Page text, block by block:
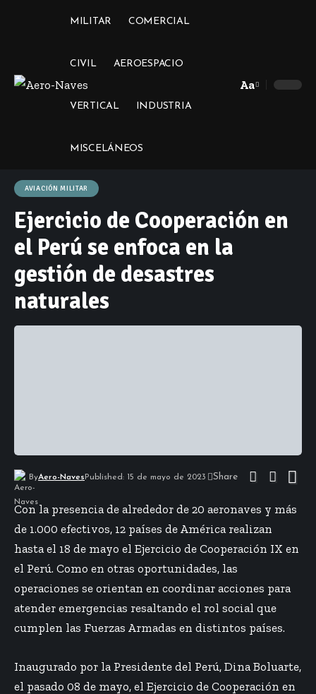
MILITAR COMERCIAL
CIVIL AEROESPACIO
VERTICAL INDUSTRIA
MISCELÁNEOS
Font
Aa
AVIACIÓN MILITAR
Ejercicio de Cooperación en
el Perú se enfoca en la
gestión de desastres
naturales
ByAero-Naves Published: 15 de mayo de 2023 Share
Con la presencia de alrededor de 20 aeronaves y más
de 1.000 efectivos, 12 países de América realizan
hasta el 18 de mayo el Ejercicio de Cooperación IX en
el Perú. Como en otras oportunidades, las
operaciones se orientan en coordinar acciones para
atender emergencias resaltando el rol social que
cumplen las Fuerzas Armadas en distintos países.
Inaugurado por la Presidente del Perú, Dina Boluarte,
el pasado 08 de mayo, el Ejercicio de Cooperación en